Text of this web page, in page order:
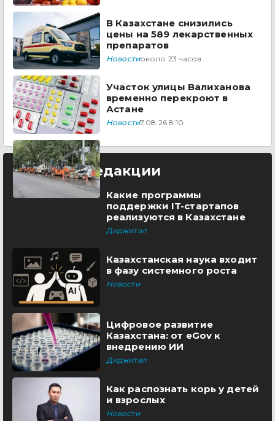
В Казахстане снизились
цены на 589 лекарственных
препаратов
Новостиоколо 23 часов
Участок улицы Валиханова
временно перекроют в
Астане
Новости7.08.26 8:10
Выбор редакции
Какие программы
поддержки IT-стартапов
реализуются в Казахстане
Диджитал
Казахстанская наука входит
в фазу системного роста
Новости
Цифровое развитие
Казахстана: от eGov к
внедрению ИИ
Диджитал
Как распознать корь у детей
и взрослых
Новости